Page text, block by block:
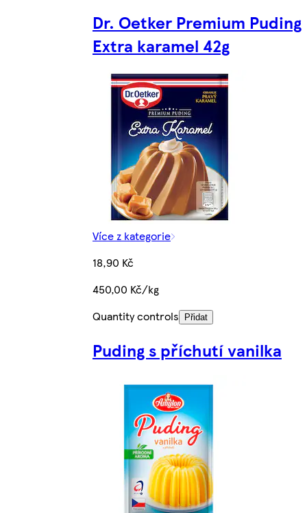
Dr. Oetker Premium Puding
Extra karamel 42g
Více z kategorie
18,90 Kč
450,00 Kč/kg
Quantity controls
Přidat
Puding s příchutí vanilka